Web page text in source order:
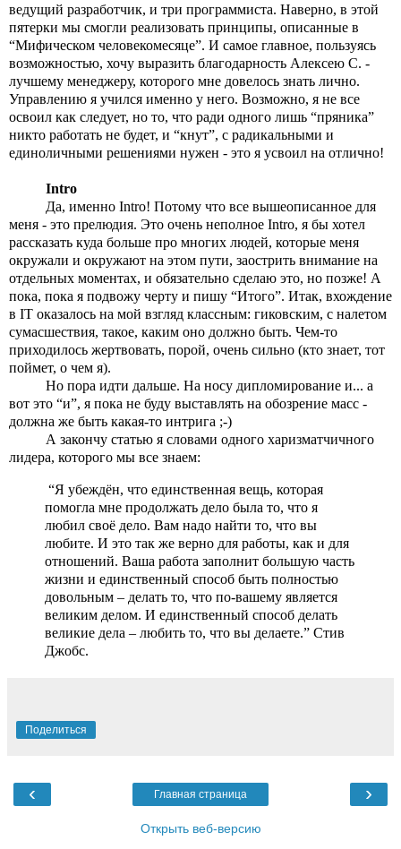
ведущий разработчик, и три программиста. Наверно, в этой
пятерки мы смогли реализовать принципы, описанные в
“Мифическом человекомесяце”. И самое главное, пользуясь
возможностью, хочу выразить благодарность Алексею С. -
лучшему менеджеру, которого мне довелось знать лично.
Управлению я учился именно у него. Возможно, я не все
освоил как следует, но то, что ради одного лишь “пряника”
никто работать не будет, и “кнут”, с радикальными и
единоличными решениями нужен - это я усвоил на отлично!
Intro
Да, именно Intro! Потому что все вышеописанное для
меня - это прелюдия. Это очень неполное Intro, я бы хотел
рассказать куда больше про многих людей, которые меня
окружали и окружают на этом пути, заострить внимание на
отдельных моментах, и обязательно сделаю это, но позже! А
пока, пока я подвожу черту и пишу “Итого”. Итак, вхождение
в IT оказалось на мой взгляд классным: гиковским, с налетом
сумасшествия, такое, каким оно должно быть. Чем-то
приходилось жертвовать, порой, очень сильно (кто знает, тот
поймет, о чем я).
Но пора идти дальше. На носу дипломирование и... а
вот это “и”, я пока не буду выставлять на обозрение масс -
должна же быть какая-то интрига ;-)
А закончу статью я словами одного харизматчичного
лидера, которого мы все знаем:
помогла мне продолжать дело была то, что я
любил своё дело. Вам надо найти то, что вы
любите. И это так же верно для работы, как и для
отношений. Ваша работа заполнит большую часть
жизни и единственный способ быть полностью
довольным – делать то, что по-вашему является
великим делом. И единственный способ делать
великие дела – любить то, что вы делаете.” Стив
Джобс.
Поделиться
‹ ›
Главная страница
Открыть веб-версию